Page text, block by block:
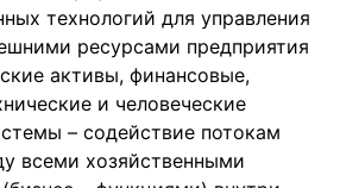
технологий для управления
ресурсами предприятия
активы, финансовые,
и человеческие
– содействие потокам
всеми хозяйственными